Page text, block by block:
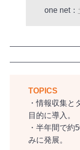
one net：
TOPICS
・情報収集と
目的に導入。
・半年間で約
みに発展。